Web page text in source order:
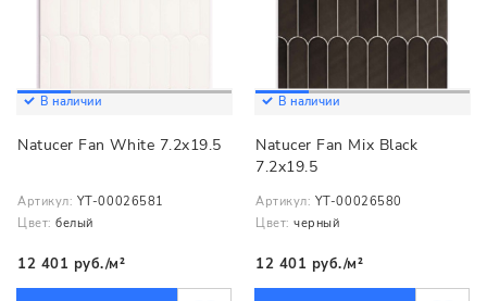
В наличии
Natucer Fan White 7.2x19.5
Артикул: YT-00026581
Цвет: белый
12 401 руб./м²
В наличии
Natucer Fan Mix Black
7.2x19.5
Артикул: YT-00026580
Цвет: черный
12 401 руб./м²